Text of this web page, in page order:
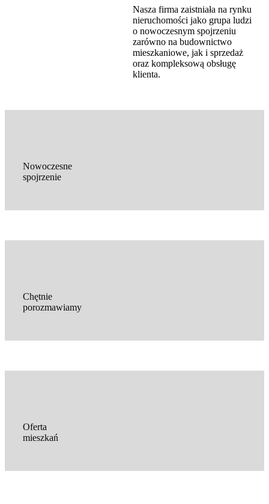
Nasza firma zaistniała na rynku
nieruchomości jako grupa ludzi
o nowoczesnym spojrzeniu
zarówno na budownictwo
mieszkaniowe, jak i sprzedaż
oraz kompleksową obsługę
klienta.
Nowoczesne
spojrzenie
Chętnie
porozmawiamy
Oferta
mieszkań